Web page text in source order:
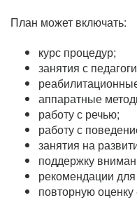
План может включать:
курс процедур;
занятия с
аппаратные
работу с речью;
работу с
занятия на
поддержку
рекомендации
повторную оценку